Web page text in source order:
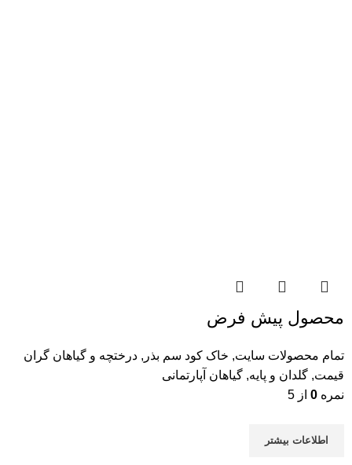
محصول پیش فرض
تمام محصولات سایت, خاک کود سم بذر , درختچه و گیاهان گران
قیمت, گلدان و پایه, گیاهان آپارتمانی
نمره 0 از 5
اطلاعات بیشتر